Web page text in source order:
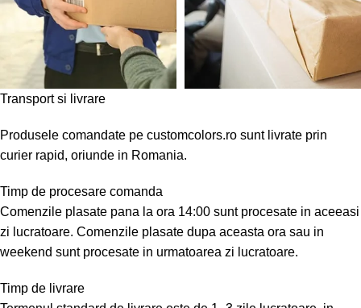
Transport si livrare
Produsele comandate pe customcolors.ro sunt livrate prin
curier rapid, oriunde in Romania.
Timp de procesare comanda
Comenzile plasate pana la ora 14:00 sunt procesate in aceeasi
zi lucratoare. Comenzile plasate dupa aceasta ora sau in
weekend sunt procesate in urmatoarea zi lucratoare.
Timp de livrare